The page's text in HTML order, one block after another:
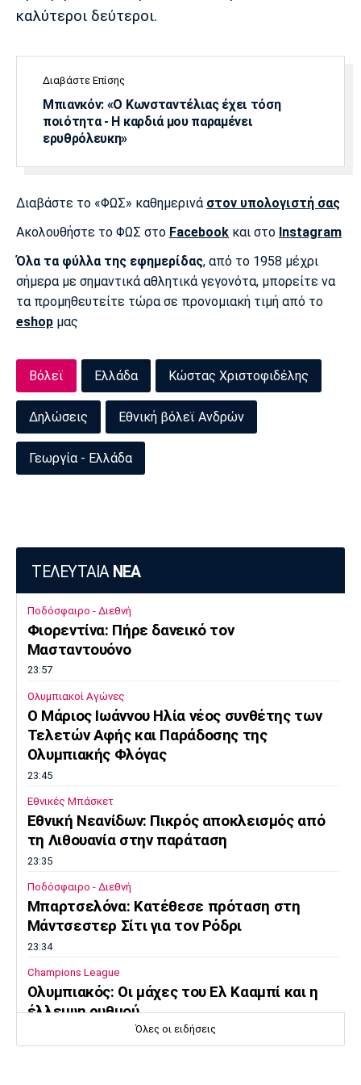
καλύτεροι δεύτεροι.
Διαβάστε Επίσης
Μπιανκόν: «Ο Κωνσταντέλιας έχει τόση
ποιότητα - Η καρδιά μου παραμένει
ερυθρόλευκη»
Διαβάστε το «ΦΩΣ» καθημερινά στον υπολογιστή σας
Ακολουθήστε το ΦΩΣ στο Facebook και στο Instagram
Όλα τα φύλλα της εφημερίδας, από το 1958 μέχρι
σήμερα με σημαντικά αθλητικά γεγονότα, μπορείτε να
τα προμηθευτείτε τώρα σε προνομιακή τιμή από το
eshop μας
Βόλεϊ Ελλάδα Κώστας Χριστοφιδέλης
Δηλώσεις Εθνική βόλεϊ Ανδρών
Γεωργία - Ελλάδα
ΤΕΛΕΥΤΑΙΑ ΝΕΑ
Ποδόσφαιρο - Διεθνή
Φιορεντίνα: Πήρε δανεικό τον
Μασταντουόνο
23:57
Ολυμπιακοί Αγώνες
O Μάριος Ιωάννου Ηλία νέος συνθέτης των
Τελετών Αφής και Παράδοσης της
Ολυμπιακής Φλόγας
23:45
Εθνικές Μπάσκετ
Εθνική Νεανίδων: Πικρός αποκλεισμός από
τη Λιθουανία στην παράταση
23:35
Ποδόσφαιρο - Διεθνή
Μπαρτσελόνα: Κατέθεσε πρόταση στη
Μάντσεστερ Σίτι για τον Ρόδρι
23:34
Champions League
Ολυμπιακός: Οι μάχες του Ελ Κααμπί και η
έλλειψη ρυθμού
Όλες οι ειδήσεις